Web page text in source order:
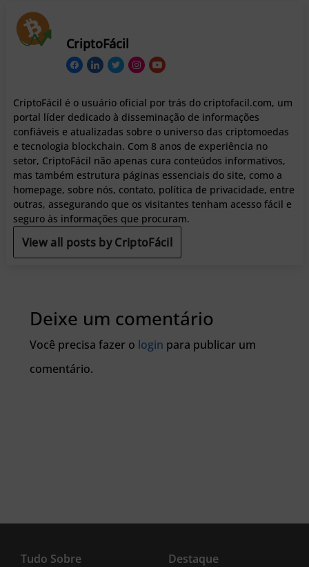
CriptoFácil
CriptoFácil é o usuário oficial por trás do criptofacil.com, um
portal líder dedicado à disseminação de informações
confiáveis e atualizadas sobre o universo das criptomoedas
e tecnologia blockchain. Com 8 anos de experiência no
setor, CriptoFácil não apenas cura conteúdos informativos,
mas também estrutura páginas essenciais do site, como a
homepage, sobre nós, contato, política de privacidade, entre
outras, assegurando que os visitantes tenham acesso fácil e
seguro às informações que procuram.
View all posts by CriptoFácil
Deixe um comentário
Você precisa fazer o login para publicar um
comentário.
Tudo Sobre Destaque